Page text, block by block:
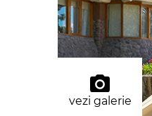
vezi galerie